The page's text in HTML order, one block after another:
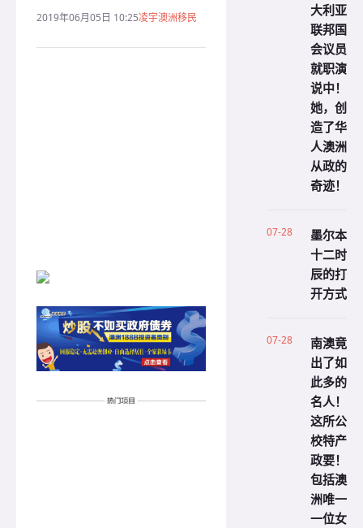
2019年06月05日 10:25凌宇澳洲移民
大利亚
联邦国
会议员
就职演
说中！
她，创
造了华
人澳洲
从政的
奇迹！
07-28
墨尔本
十二时
辰的打
开方式
07-28
南澳竟
出了如
此多的
名人！
这所公
校特产
政要！
包括澳
洲唯一
一位女